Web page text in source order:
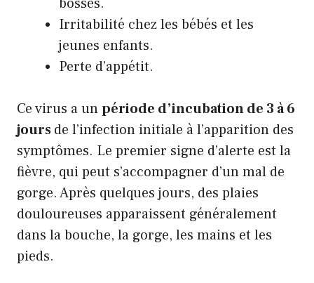
Irritabilité chez les bébés et les
jeunes enfants.
Perte d’appétit.
Ce virus a unpériode d’incubation de 3 à 6
joursde l’infection initiale à l’apparition des
symptômes. Le premier signe d’alerte est la
fièvre, qui peut s’accompagner d’un mal de
gorge. Après quelques jours, des plaies
douloureuses apparaissent généralement
dans la bouche, la gorge, les mains et les
pieds.